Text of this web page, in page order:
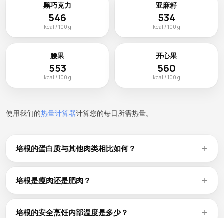
黑巧克力
546
kcal / 100 g
亚麻籽
534
kcal / 100 g
腰果
553
kcal / 100 g
开心果
560
kcal / 100 g
使用我们的热量计算器计算您的每日所需热量。
培根的蛋白质与其他肉类相比如何？
培根每100g含37g蛋白质，与大多数其他肉类水平相当。鸡胸
肉约31g，牛肉约26g，猪肉约27g（均为每100g）。蛋白质
培根是瘦肉还是肥肉？
培根每100g含42g脂肪，据此可以判断其瘦或肥的程度。每
100g脂肪低于10g通常被视为瘦肉。去除可见脂肪，选择烤制
培根的安全烹饪内部温度是多少？